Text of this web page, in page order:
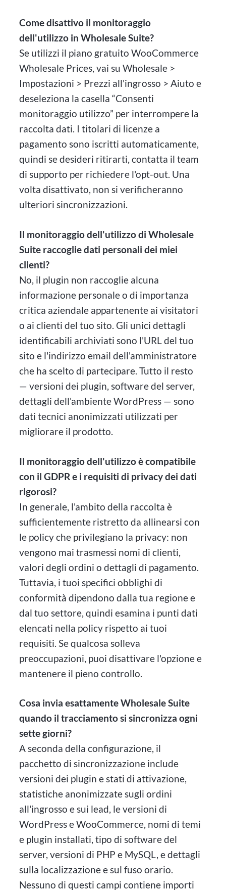
Come disattivo il monitoraggio
dell'utilizzo in Wholesale Suite?
Se utilizzi il piano gratuito WooCommerce
Wholesale Prices, vai su Wholesale >
Impostazioni > Prezzi all'ingrosso > Aiuto e
deseleziona la casella “Consenti
monitoraggio utilizzo” per interrompere la
raccolta dati. I titolari di licenze a
pagamento sono iscritti automaticamente,
quindi se desideri ritirarti, contatta il team
di supporto per richiedere l'opt-out. Una
volta disattivato, non si verificheranno
ulteriori sincronizzazioni.
Il monitoraggio dell'utilizzo di Wholesale
Suite raccoglie dati personali dei miei
clienti?
No, il plugin non raccoglie alcuna
informazione personale o di importanza
critica aziendale appartenente ai visitatori
o ai clienti del tuo sito. Gli unici dettagli
identificabili archiviati sono l'URL del tuo
sito e l'indirizzo email dell'amministratore
che ha scelto di partecipare. Tutto il resto
— versioni dei plugin, software del server,
dettagli dell'ambiente WordPress — sono
dati tecnici anonimizzati utilizzati per
migliorare il prodotto.
Il monitoraggio dell'utilizzo è compatibile
con il GDPR e i requisiti di privacy dei dati
rigorosi?
In generale, l'ambito della raccolta è
sufficientemente ristretto da allinearsi con
le policy che privilegiano la privacy: non
vengono mai trasmessi nomi di clienti,
valori degli ordini o dettagli di pagamento.
Tuttavia, i tuoi specifici obblighi di
conformità dipendono dalla tua regione e
dal tuo settore, quindi esamina i punti dati
elencati nella policy rispetto ai tuoi
requisiti. Se qualcosa solleva
preoccupazioni, puoi disattivare l'opzione e
mantenere il pieno controllo.
Cosa invia esattamente Wholesale Suite
quando il tracciamento si sincronizza ogni
sette giorni?
A seconda della configurazione, il
pacchetto di sincronizzazione include
versioni dei plugin e stati di attivazione,
statistiche anonimizzate sugli ordini
all'ingrosso e sui lead, le versioni di
WordPress e WooCommerce, nomi di temi
e plugin installati, tipo di software del
server, versioni di PHP e MySQL, e dettagli
sulla localizzazione e sul fuso orario.
Nessuno di questi campi contiene importi